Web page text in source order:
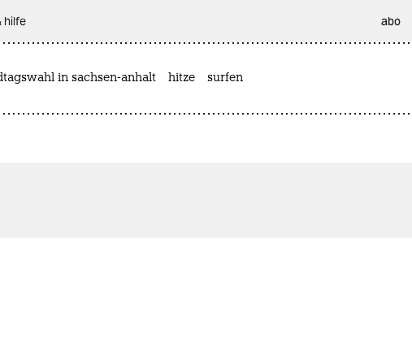
hilfe abo
in sachsen-anhalt hitze surfen